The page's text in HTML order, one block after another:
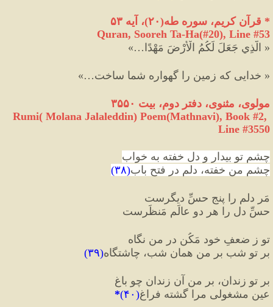
* قرآن کریم، سوره طه(۲۰)، آیه ۵۳
Quran, Sooreh Ta-Ha(#20), Line #53
« الَّذِي جَعَلَ لَكُمُ الْأَرْضَ مَهْدًا …
»
« خدایی که زمین را گهواره شما ساخت…»
مولوی، مثنوی، دفتر دوم، بیت ۳۵۵۰
Rumi( Molana Jalaleddin) Poem(Mathnavi), Book #2,
Line #3550
چشم تو بیدار و دل خفته به خواب
چشمِ من خفته، دلم در فتحِ باب(۳۸)
مَر دلم را پنج حسِّ دیگرست
حسِّ دل را هر دو عالَم مَنظَرست
تو ز ضعفِ خود مَکُن در من نگاه
بر تو شب بر من همان شب، چاشتگاه(۳۹)
بر تو زندان، بر من آن زندان چو باغ
عینِ مشغولی مرا گشته فراغ( ۴۰)
*